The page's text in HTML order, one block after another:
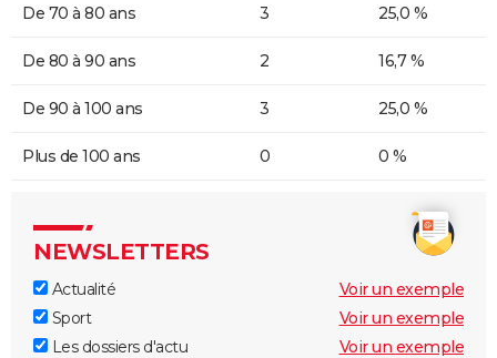
De 70 à 80 ans 3 25,0 %
De 80 à 90 ans 2 16,7 %
De 90 à 100 ans 3 25,0 %
Plus de 100 ans 0 0 %
NEWSLETTERS
Actualité
Voir un exemple
Sport
Voir un exemple
Les dossiers d'actu
Voir un exemple